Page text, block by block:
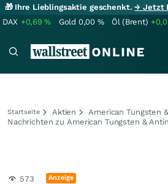
🎁 Ihre Lieblingsaktie geschenkt.→ Jetzt
DAX +0,69% Gold 0,00 % Öl (Brent)
Startseite Aktien
American Tungsten
Nachrichten zu American Tungsten &
573 Anzeige